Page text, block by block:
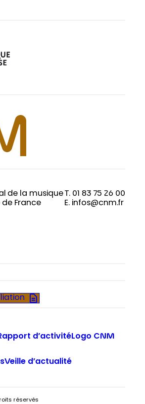
de la musique
de France
T. 01 83 75 26 00
E. infos@cnm.fr
d’activitéLogo CNM
Veille d’actualité
réservés